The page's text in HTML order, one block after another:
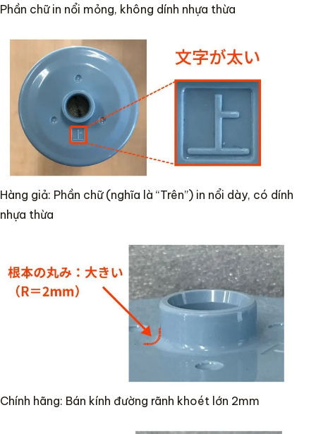
Phần chữ in nổi mỏng, không dính nhựa thừa
Hàng giả: Phần chữ (nghĩa là “Trên”) in nổi dày, có dính
nhựa thừa
Chính hãng: Bán kính đường rãnh khoét lớn 2mm